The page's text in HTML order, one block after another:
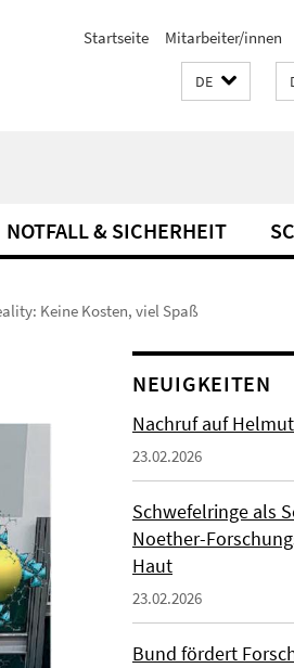
Startseite Mitarbeiter/innen
DE
NOTFALL & SICHERHEIT
Keine Kosten, viel Spaß
NEUIGKEITEN
Nachruf auf
23.02.2026
Schwefelringe als
Noether-
Haut
23.02.2026
Bund fördert